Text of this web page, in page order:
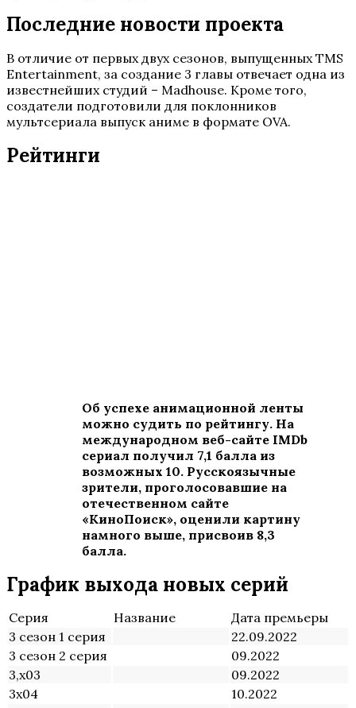
Последние новости проекта
В отличие от первых двух сезонов, выпущенных TMS
Entertainment, за создание 3 главы отвечает одна из
известнейших студий – Madhouse. Кроме того,
создатели подготовили для поклонников
мультсериала выпуск аниме в формате OVA.
Рейтинги
Об успехе анимационной ленты
можно судить по рейтингу. На
международном веб-сайте IMDb
сериал получил 7,1 балла из
возможных 10. Русскоязычные
зрители, проголосовавшие на
отечественном сайте
«КиноПоиск», оценили картину
намного выше, присвоив 8,3
балла.
График выхода новых серий
Серия Название
Дата премьеры
3 сезон 1 серия
22.09.2022
3 сезон 2 серия
09.2022
3,х03
09.2022
3х04
10.2022